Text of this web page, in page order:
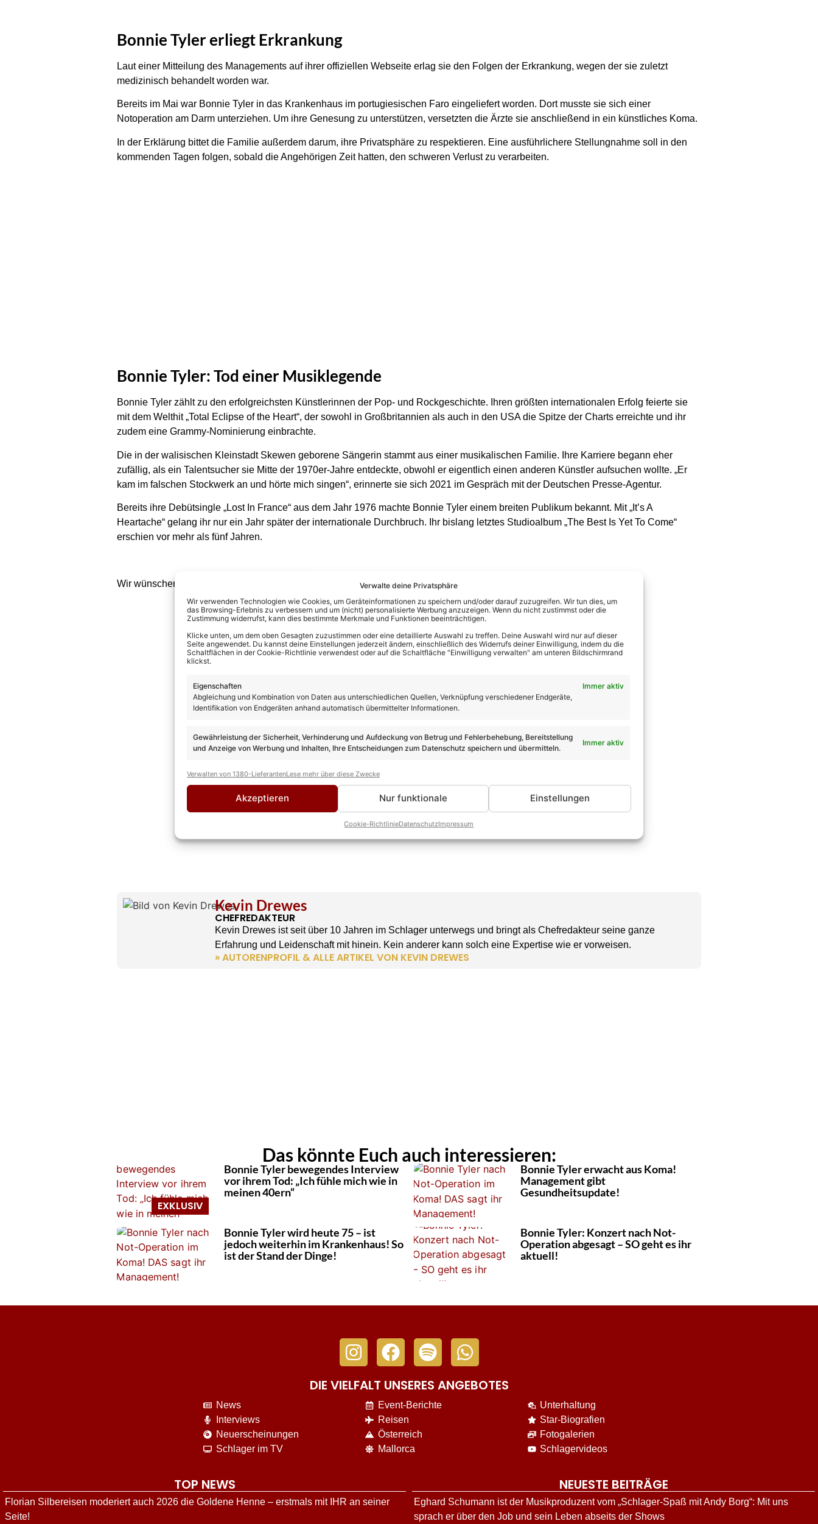
Verwalte deine Privatsphäre
Wir verwenden Technologien wie Cookies, um Geräteinformationen zu speichern und/oder darauf zuzugreifen. Wir tun dies, um
das Browsing-Erlebnis zu verbessern und um (nicht) personalisierte Werbung anzuzeigen. Wenn du nicht zustimmst oder die
Zustimmung widerrufst, kann dies bestimmte Merkmale und Funktionen beeinträchtigen.
Klicke unten, um dem oben Gesagten zuzustimmen oder eine detaillierte Auswahl zu treffen. Deine Auswahl wird nur auf dieser
Seite angewendet. Du kannst deine Einstellungen jederzeit ändern, einschließlich des Widerrufs deiner Einwilligung, indem du die
Schaltflächen in der Cookie-Richtlinie verwendest oder auf die Schaltfläche "Einwilligung verwalten" am unteren Bildschirmrand
klickst.
Eigenschaften
Immer aktiv
Abgleichung und Kombination von Daten aus unterschiedlichen Quellen, Verknüpfung verschiedener Endgeräte,
Identifikation von Endgeräten anhand automatisch übermittelter Informationen.
Gewährleistung der Sicherheit, Verhinderung und Aufdeckung von Betrug und Fehlerbehebung, Bereitstellung
und Anzeige von Werbung und Inhalten, Ihre Entscheidungen zum Datenschutz speichern und übermitteln.
Immer aktiv
Verwalten von 1380-LieferantenLese mehr über diese Zwecke
Akzeptieren Nur funktionale Einstellungen
Cookie-RichtlinieDatenschutzImpressum
Bonnie Tyler erliegt Erkrankung
Laut einer Mitteilung des Managements auf ihrer offiziellen Webseite erlag sie den Folgen der Erkrankung, wegen der sie zuletzt
medizinisch behandelt worden war.
Bereits im Mai war Bonnie Tyler in das Krankenhaus im portugiesischen Faro eingeliefert worden. Dort musste sie sich einer
Notoperation am Darm unterziehen. Um ihre Genesung zu unterstützen, versetzten die Ärzte sie anschließend in ein künstliches Koma.
In der Erklärung bittet die Familie außerdem darum, ihre Privatsphäre zu respektieren. Eine ausführlichere Stellungnahme soll in den
kommenden Tagen folgen, sobald die Angehörigen Zeit hatten, den schweren Verlust zu verarbeiten.
Bonnie Tyler: Tod einer Musiklegende
Bonnie Tyler zählt zu den erfolgreichsten Künstlerinnen der Pop- und Rockgeschichte. Ihren größten internationalen Erfolg feierte sie
mit dem Welthit „Total Eclipse of the Heart“, der sowohl in Großbritannien als auch in den USA die Spitze der Charts erreichte und ihr
zudem eine Grammy-Nominierung einbrachte.
Die in der walisischen Kleinstadt Skewen geborene Sängerin stammt aus einer musikalischen Familie. Ihre Karriere begann eher
zufällig, als ein Talentsucher sie Mitte der 1970er-Jahre entdeckte, obwohl er eigentlich einen anderen Künstler aufsuchen wollte. „Er
kam im falschen Stockwerk an und hörte mich singen“, erinnerte sie sich 2021 im Gespräch mit der Deutschen Presse-Agentur.
Bereits ihre Debütsingle „Lost In France“ aus dem Jahr 1976 machte Bonnie Tyler einem breiten Publikum bekannt. Mit „It’s A
Heartache“ gelang ihr nur ein Jahr später der internationale Durchbruch. Ihr bislang letztes Studioalbum „The Best Is Yet To Come“
erschien vor mehr als fünf Jahren.
Wir wünschen den Angehörigen ganz viel Kraft! Ruhe in Frieden, liebe Bonnie!
Kevin Drewes
CHEFREDAKTEUR
Kevin Drewes ist seit über 10 Jahren im Schlager unterwegs und bringt als Chefredakteur seine ganze
Erfahrung und Leidenschaft mit hinein. Kein anderer kann solch eine Expertise wie er vorweisen.
» AUTORENPROFIL & ALLE ARTIKEL VON KEVIN DREWES
Das könnte Euch auch interessieren:
Bonnie Tyler bewegendes Interview
vor ihrem Tod: „Ich fühle mich wie in
meinen 40ern“
Bonnie Tyler erwacht aus Koma!
Management gibt
Gesundheitsupdate!
Bonnie Tyler wird heute 75 – ist
jedoch weiterhin im Krankenhaus! So
ist der Stand der Dinge!
Bonnie Tyler: Konzert nach Not-
Operation abgesagt – SO geht es ihr
aktuell!
DIE VIELFALT UNSERES ANGEBOTES
News
Interviews
Neuerscheinungen
Schlager im TV
Event-Berichte
Reisen
Österreich
Mallorca
Unterhaltung
Star-Biografien
Fotogalerien
Schlagervideos
TOP NEWS
Florian Silbereisen moderiert auch 2026 die Goldene Henne – erstmals mit IHR an seiner
Seite!
NEUESTE BEITRÄGE
Eghard Schumann ist der Musikproduzent vom „Schlager-Spaß mit Andy Borg“: Mit uns
sprach er über den Job und sein Leben abseits der Shows